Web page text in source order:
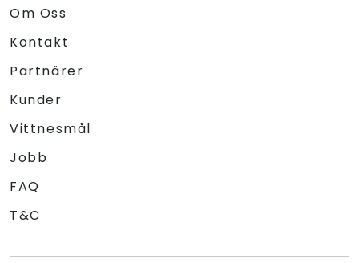
Om Oss
Kontakt
Partnärer
Kunder
Vittnesmål
Jobb
FAQ
T&C